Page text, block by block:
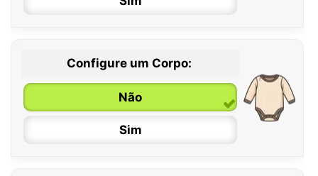
Configure um Corpo:
Não
Sim